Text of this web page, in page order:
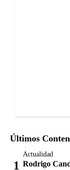
Últimos
Actualidad
Rodrigo